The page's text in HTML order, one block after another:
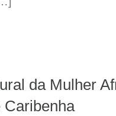
da Mulher